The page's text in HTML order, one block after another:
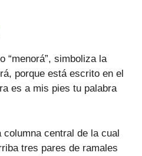
“menorá”, simboliza la
porque está escrito en el
es a mis pies tu palabra
columna central de la cual
tres pares de ramales